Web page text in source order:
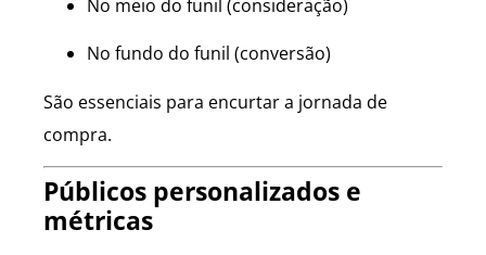
No meio do funil (consideração)
No fundo do funil (conversão)
São essenciais para encurtar a jornada de
compra.
Públicos personalizados e
métricas